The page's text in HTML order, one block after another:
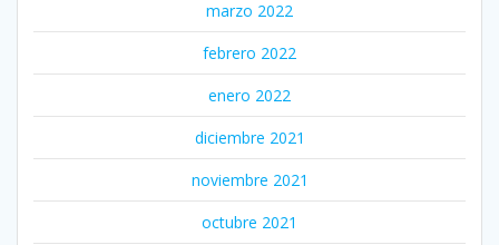
marzo 2022
febrero 2022
enero 2022
diciembre 2021
noviembre 2021
octubre 2021